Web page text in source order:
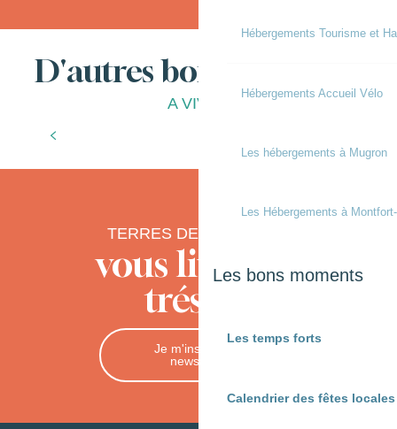
Hébergements Tourisme et
Hébergements Accueil Vélo
Les hébergements à Mugron
Les Hébergements à
Les bons moments
Les temps forts
Calendrier des fêtes
D'autres bonnes choses
A VIVRE
Le goût de la liberté
TERRES DE CHALOSSE
vous livre ses
trésors
Je m'inscris à la
newsletter